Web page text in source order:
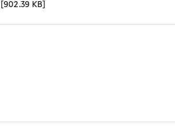
902.39 KB